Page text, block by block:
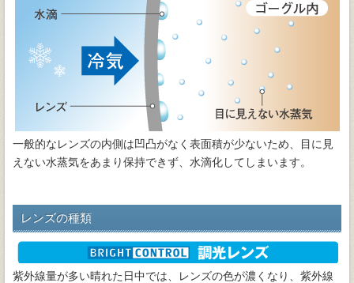
一般的なレンズの内側は凹凸がなく表面積が少ないため、目に見
えない水蒸気をあまり保持できず、水滴化してしまいます。
レンズの種類
紫外線量が多い晴れた日中では、レンズの色が濃くなり、紫外線